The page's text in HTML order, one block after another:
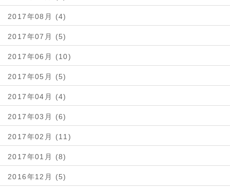
2017年08月 (4)
2017年07月 (5)
2017年06月 (10)
2017年05月 (5)
2017年04月 (4)
2017年03月 (6)
2017年02月 (11)
2017年01月 (8)
2016年12月 (5)